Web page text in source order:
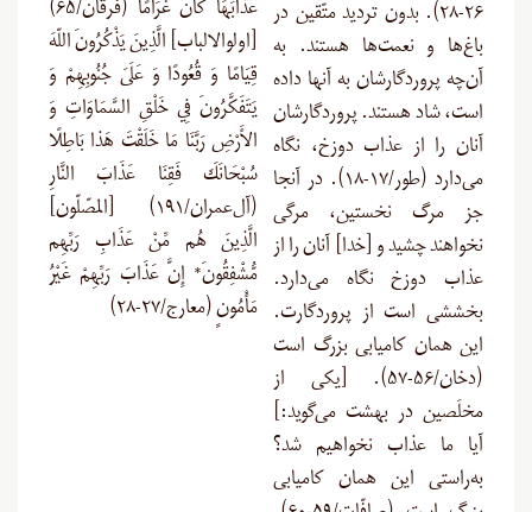
۲۶-۲۸). بدون تردید متّقین در
باغ‌ها و نعمت‌ها هستند. به
آن‌چه پروردگارشان به آنها داده
است، شاد هستند. پروردگارشان
آنان را از عذاب دوزخ، نگاه
می‌دارد (طور/۱۷-۱۸). در آنجا
جز مرگ نخستین، مرگی
نخواهند چشید و [خدا] آنان را از
عذاب دوزخ نگاه می‌دارد.
بخششی است از پروردگارت.
این همان کامیابی بزرگ است
(دخان/۵۶-۵۷). [یکی از
مخلَصین در بهشت می‌گوید:]
آیا ما عذاب نخواهیم شد؟
به‌راستی این همان کامیابی
عَذَابَهَا كَانَ غَرَامًا (فرقان/۶۵)
[اولوالالباب] الَّذِينَ يَذْكُرُونَ اللّهَ
قِيَامًا وَ قُعُودًا وَ عَلَىَ جُنُوبِهِمْ وَ
يَتَفَكَّرُونَ فِي خَلْقِ السَّمَاوَاتِ وَ
الأَرْضِ رَبَّنَا مَا خَلَقْتَ هَذا بَاطِلًا
سُبْحَانَكَ فَقِنَا عَذَابَ النَّارِ
(آل‌عمران/۱۹۱) [المصّلّون]
الَّذِينَ هُم مِّنْ عَذَابِ رَبِّهِم
مُّشْفِقُونَ* إِنَّ عَذَابَ رَبِّهِمْ غَيْرُ
مَأْمُونٍ (معارج/۲۷-۲۸)